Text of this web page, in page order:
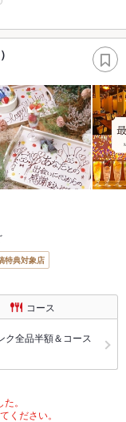
特典対象店
コース
全品半額＆コース
。
ください。